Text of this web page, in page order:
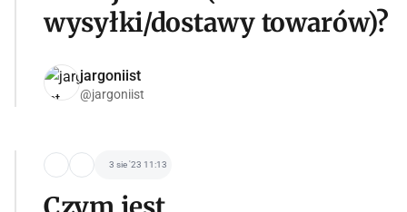
wysyłki/dostawy towarów)?
jargoniist
@jargoniist
3 sie '23 11:13